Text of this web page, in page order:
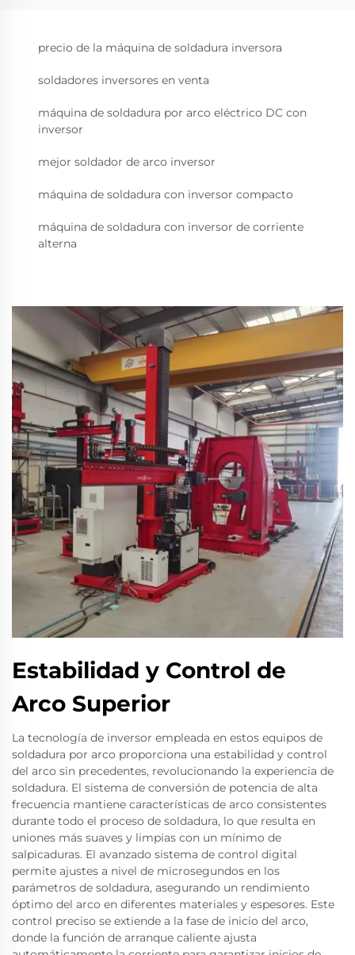
precio de la máquina de soldadura inversora
soldadores inversores en venta
máquina de soldadura por arco eléctrico DC con
inversor
mejor soldador de arco inversor
máquina de soldadura con inversor compacto
máquina de soldadura con inversor de corriente
alterna
Estabilidad y Control de
Arco Superior
La tecnología de inversor empleada en estos equipos de
soldadura por arco proporciona una estabilidad y control
del arco sin precedentes, revolucionando la experiencia de
soldadura. El sistema de conversión de potencia de alta
frecuencia mantiene características de arco consistentes
durante todo el proceso de soldadura, lo que resulta en
uniones más suaves y limpias con un mínimo de
salpicaduras. El avanzado sistema de control digital
permite ajustes a nivel de microsegundos en los
parámetros de soldadura, asegurando un rendimiento
óptimo del arco en diferentes materiales y espesores. Este
control preciso se extiende a la fase de inicio del arco,
donde la función de arranque caliente ajusta